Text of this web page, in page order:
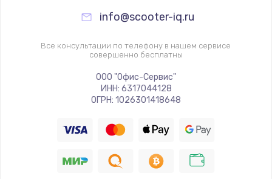
info@scooter-iq.ru
Все консультации по телефону в нашем сервисе
совершенно бесплатны
ООО "Офис-Сервис"
ИНН: 6317044128
ОГРН: 1026301418648